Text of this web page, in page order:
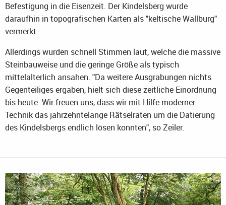
Befestigung in die Eisenzeit. Der Kindelsberg wurde
daraufhin in topografischen Karten als "keltische Wallburg"
vermerkt.
Allerdings wurden schnell Stimmen laut, welche die massive
Steinbauweise und die geringe Größe als typisch
mittelalterlich ansahen. "Da weitere Ausgrabungen nichts
Gegenteiliges ergaben, hielt sich diese zeitliche Einordnung
bis heute. Wir freuen uns, dass wir mit Hilfe moderner
Technik das jahrzehntelange Rätselraten um die Datierung
des Kindelsbergs endlich lösen konnten", so Zeiler.